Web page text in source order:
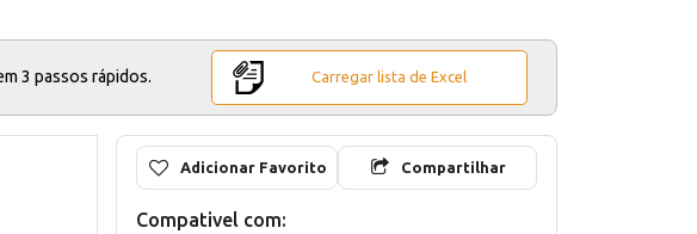
3 passos rápidos. Carregar lista de Excel
Adicionar Favorito Compartilhar
Compativel com: